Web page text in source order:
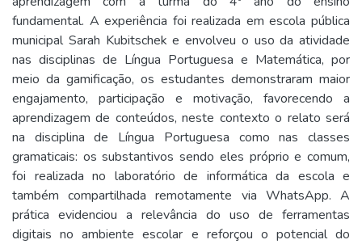
fundamental. A experiência foi realizada em escola pública
municipal Sarah Kubitschek e envolveu o uso da atividade
nas disciplinas de Língua Portuguesa e Matemática, por
meio da gamificação, os estudantes demonstraram maior
engajamento, participação e motivação, favorecendo a
aprendizagem de conteúdos, neste contexto o relato será
na disciplina de Língua Portuguesa como nas classes
gramaticais: os substantivos sendo eles próprio e comum,
foi realizada no laboratório de informática da escola e
também compartilhada remotamente via WhatsApp. A
prática evidenciou a relevância do uso de ferramentas
digitais no ambiente escolar e reforçou o potencial do